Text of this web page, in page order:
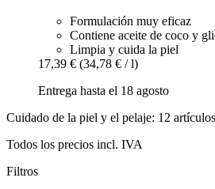
Formulación muy eficaz
Contiene aceite de coco y
Limpia y cuida la piel
17,39 € (34,78 € / l)
Entrega hasta el 18 agosto
Cuidado de la piel y el pelaje: 12 artículos
Todos los precios incl. IVA
Filtros